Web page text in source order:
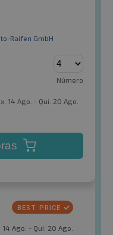
Raifen GmbH
Número
14 Ago. - Qui. 20 Ago.
Ago. - Qui. 20 Ago.